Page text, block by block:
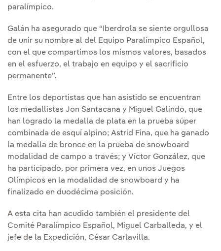
paralímpico.
Galán ha asegurado que “Iberdrola se siente orgullosa
de unir su nombre al del Equipo Paralímpico Español,
con el que compartimos los mismos valores, basados
en el esfuerzo, el trabajo en equipo y el sacrificio
permanente”.
Entre los deportistas que han asistido se encuentran
los medallistas Jon Santacana y Miguel Galindo, que
han logrado la medalla de plata en la prueba súper
combinada de esquí alpino; Astrid Fina, que ha ganado
la medalla de bronce en la prueba de snowboard
modalidad de campo a través; y Víctor González, que
ha participado, por primera vez, en unos Juegos
Olímpicos en la modalidad de snowboard y ha
finalizado en duodécima posición.
A esta cita han acudido también el presidente del
Comité Paralímpico Español, Miguel Carballeda, y el
jefe de la Expedición, César Carlavilla.